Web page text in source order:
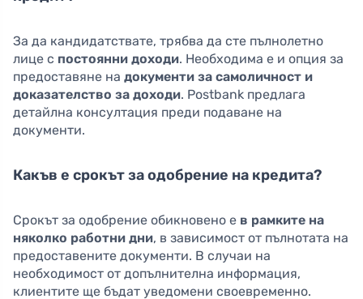
За да кандидатствате, трябва да сте пълнолетно
лице с постоянни доходи. Необходима е и опция за
предоставяне на документи за самоличност и
доказателство за доходи. Postbank предлага
детайлна консултация преди подаване на
документи.
Какъв е срокът за одобрение на кредита?
Срокът за одобрение обикновено е в рамките на
няколко работни дни, в зависимост от пълнотата на
предоставените документи. В случаи на
необходимост от допълнителна информация,
клиентите ще бъдат уведомени своевременно.